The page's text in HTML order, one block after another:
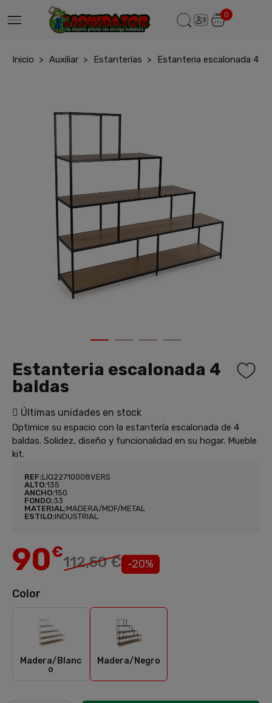
0
Inicio Auxiliar Estanterías Estanteria escalonada 4
Estanteria escalonada 4
baldas
Últimas unidades en stock
Optimice su espacio con la estantería escalonada de 4
baldas. Solidez, diseño y funcionalidad en su hogar. Mueble
kit.
REF:LIQ22710008VERS
ALTO:135
ANCHO:150
FONDO:33
MATERIAL:MADERA/MDF/METAL
ESTILO:INDUSTRIAL
90€
112,50 € -20%
Color
Madera/Blanc
o
Madera/Blanco
Madera/Negro